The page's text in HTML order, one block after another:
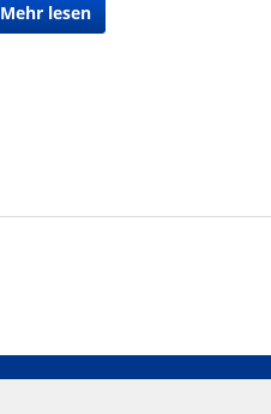
Mehr lesen